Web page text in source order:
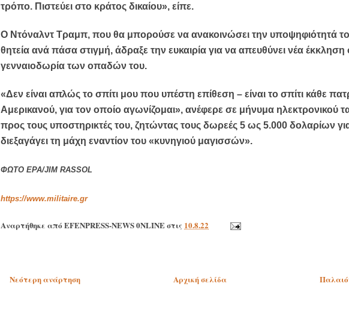
τρόπο. Πιστεύει στο κράτος δικαίου», είπε.
Ο Ντόναλντ Τραμπ, που θα μπορούσε να ανακοινώσει την υποψηφιότητά
θητεία ανά πάσα στιγμή, άδραξε την ευκαιρία για να απευθύνει νέα έκκληση
γενναιοδωρία των οπαδών του.
«Δεν είναι απλώς το σπίτι μου που υπέστη επίθεση – είναι το σπίτι κάθε
Αμερικανού, για τον οποίο αγωνίζομαι», ανέφερε σε μήνυμα ηλεκτρονικού
προς τους υποστηρικτές του, ζητώντας τους δωρεές 5 ως 5.000 δολαρίων
διεξαγάγει τη μάχη εναντίον του «κυνηγιού μαγισσών».
ΦΩΤΟ EPA/JIM RASSOL
https://www.militaire.gr
Αναρτήθηκε από EFENPRESS-NEWS 0NLINEστις 10.8.22
Νεότερη ανάρτηση Αρχική σελίδα